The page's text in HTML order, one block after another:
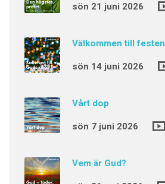
sön 21 juni 2026
Välkommen till festen
sön 14 juni 2026
Vårt dop
sön 7 juni 2026
Vem är Gud?